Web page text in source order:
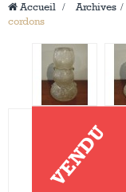
Accueil > Archives >
cordons
VENDU